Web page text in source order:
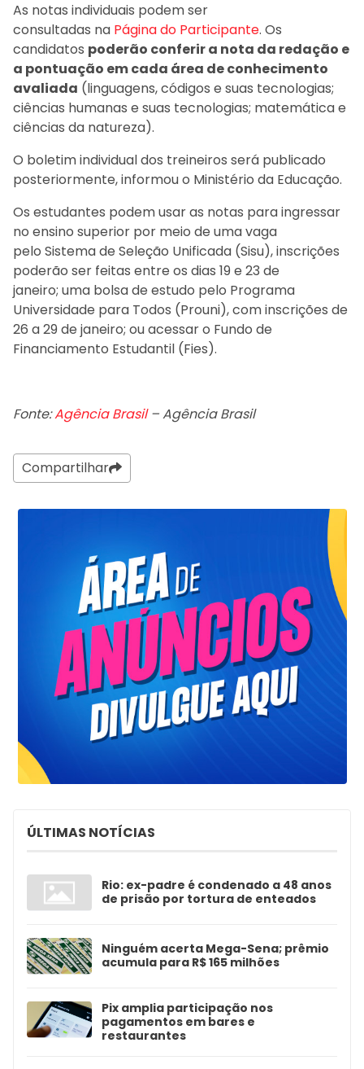
As notas individuais podem ser
consultadas na Página do Participante. Os
candidatos poderão conferir a nota da redação e
a pontuação em cada área de conhecimento
avaliada (linguagens, códigos e suas tecnologias;
ciências humanas e suas tecnologias; matemática e
ciências da natureza).
O boletim individual dos treineiros será publicado
posteriormente, informou o Ministério da Educação.
Os estudantes podem usar as notas para ingressar
no ensino superior por meio de uma vaga
pelo Sistema de Seleção Unificada (Sisu), inscrições
poderão ser feitas entre os dias 19 e 23 de
janeiro; uma bolsa de estudo pelo Programa
Universidade para Todos (Prouni), com inscrições de
26 a 29 de janeiro; ou acessar o Fundo de
Financiamento Estudantil (Fies).
Fonte:Agência Brasil– Agência Brasil
Compartilhar
ÚLTIMAS NOTÍCIAS
Rio: ex-padre é condenado a 48 anos
de prisão por tortura de enteados
Ninguém acerta Mega-Sena; prêmio
acumula para R$ 165 milhões
Pix amplia participação nos
pagamentos em bares e
restaurantes